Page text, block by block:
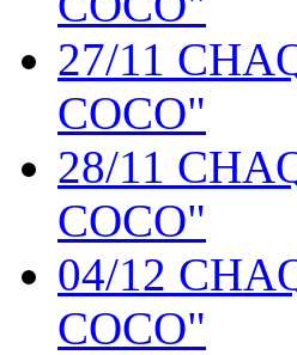
27/11
COCO"
28/11
COCO"
04/12
COCO"